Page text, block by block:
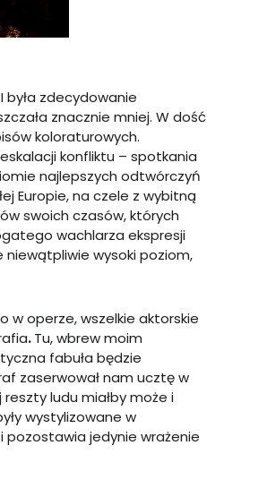
była zdecydowanie
znacznie mniej. W dość
koloraturowych.
konfliktu – spotkania
najlepszych odtwórczyń
Europie, na czele z wybitną
swoich czasów, których
wachlarza ekspresji
wysoki poziom,
w operze, wszelkie aktorskie
.Tu, wbrew moim
fabuła będzie
zaserwował nam ucztę w
ludu miałby może i
wystylizowane w
jedynie wrażenie